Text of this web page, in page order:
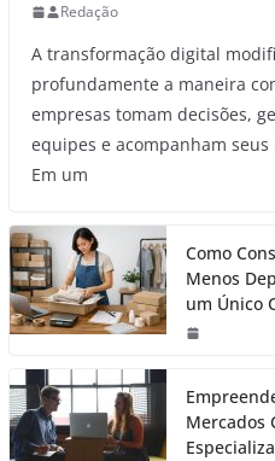
Redação
A transformação digital
profundamente a maneira
empresas tomam decisões,
equipes e acompanham seus
Em um
Como
Menos
um Único
Mercados